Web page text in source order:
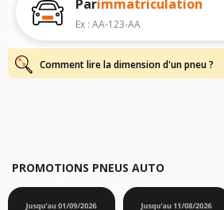
Pour cela, veuillez sélectionner le modèle de
Les résultats de votre recherche sont
fortement recommandé de vérifier en amont
montés sur votre véhicule, sans oublier les
vitesse, indispensables pour que votre
Parimmatriculation
Ex : AA-123-AA
Comment lire la dimension d'un pneu ?
PROMOTIONS PNEUS AUTO